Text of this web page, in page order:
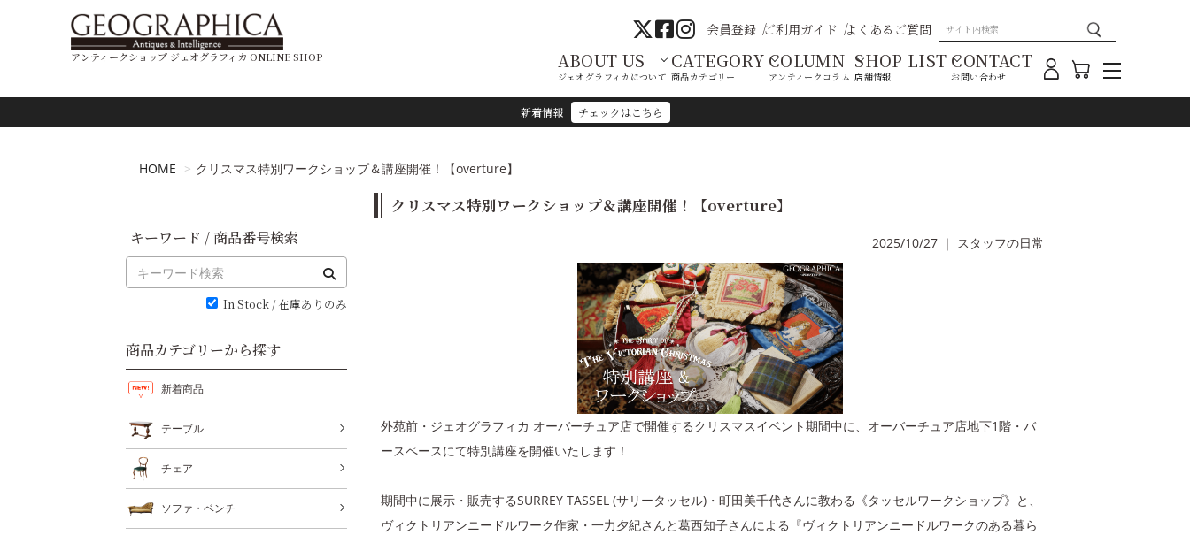
新着情報 チェックはこちら
アンティークショップ ジェオグラフィカ ONLINE SHOP
会員登録 ご利用ガイド よくあるご質問
ABOUT US
ジェオグラフィカについて
CATEGORY
商品カテゴリー
COLUMN
アンティークコラム
SHOP LIST
店舗情報
CONTACT
お問い合わせ
HOME クリスマス特別ワークショップ＆講座開催！【overture】
クリスマス特別ワークショップ＆講座開催！【overture】
2025/10/27 ｜ スタッフの日常
外苑前・ジェオグラフィカ オーバーチュア店で開催するクリスマスイベント期間中に、オーバーチュア店地下1階・バ
ースペースにて特別講座を開催いたします！
期間中に展示・販売するSURREY TASSEL (サリータッセル)・町田美千代さんに教わる《タッセルワークショップ》と、
ヴィクトリアンニードルワーク作家・一力夕紀さんと葛西知子さんによる『ヴィクトリアンニードルワークのある暮ら
キーワード / 商品番号検索
In Stock / 在庫ありのみ
商品カテゴリーから探す
新着商品
テーブル
チェア
ソファ・ベンチ